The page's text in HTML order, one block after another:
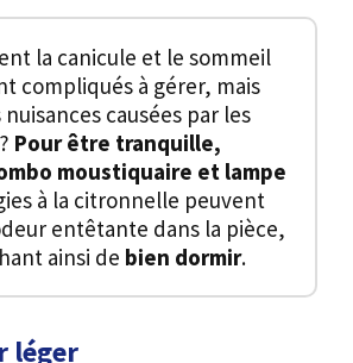
la canicule et le sommeil
compliqués à gérer, mais
causées par les
Pour être tranquille,
moustiquaire et lampe
à la citronnelle peuvent
entêtante dans la pièce,
ainsi de bien dormir.
léger